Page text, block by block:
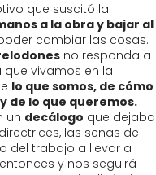
que suscitó la
a la obra y bajar al
cambiar las cosas.
no responda a
vivamos en la
lo que somos, de cómo
de lo que queremos.
un decálogo que dejaba
las señas de
del trabajo a llevar a
y nos seguirá